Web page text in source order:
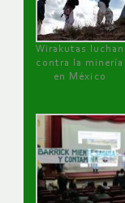
Wirakutas luchan
contra la minería
en México